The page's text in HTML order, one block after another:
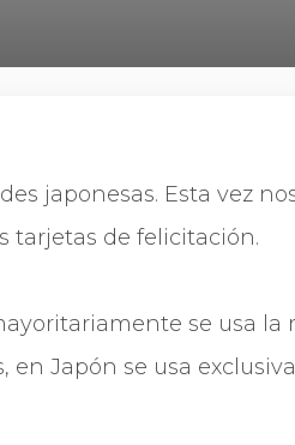
japonesas. Esta vez
tarjetas de felicitación.
se usa la
en Japón se usa